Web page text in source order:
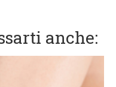
anche: